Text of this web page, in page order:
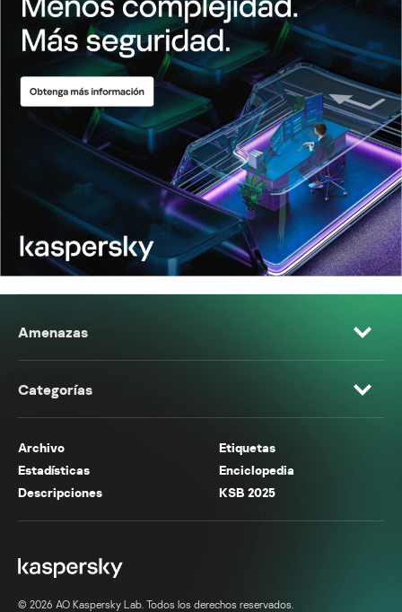
Amenazas
Categorías
Archivo
Etiquetas
Estadísticas
Enciclopedia
Descripciones
KSB 2025
© 2026 AO Kaspersky Lab. Todos los derechos reservados.